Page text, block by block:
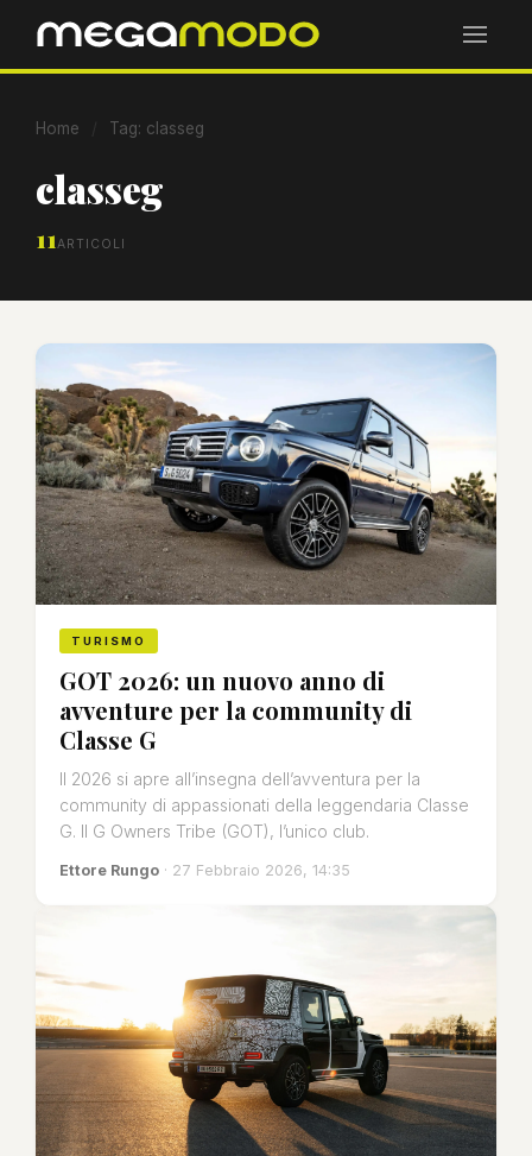
Home Tag: classeg
classeg
11ARTICOLI
TURISMO
GOT 2026: un nuovo anno di
avventure per la community di
Classe G
Il 2026 si apre all’insegna dell’avventura per la
community di appassionati della leggendaria Classe
G. Il G Owners Tribe (GOT), l’unico club.
Ettore Rungo · 27 Febbraio 2026, 14:35